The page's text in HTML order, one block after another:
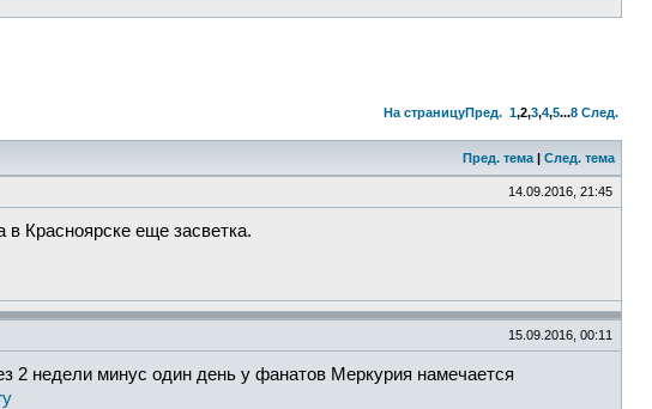
На страницуПред. 1,2,3,4,5...8 След.
Пред. тема | След. тема
14.09.2016, 21:45
в Красноярске еще засветка.
15.09.2016, 00:11
2 недели минус один день у фанатов Меркурия намечается